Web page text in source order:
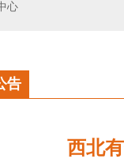
心
告
西北